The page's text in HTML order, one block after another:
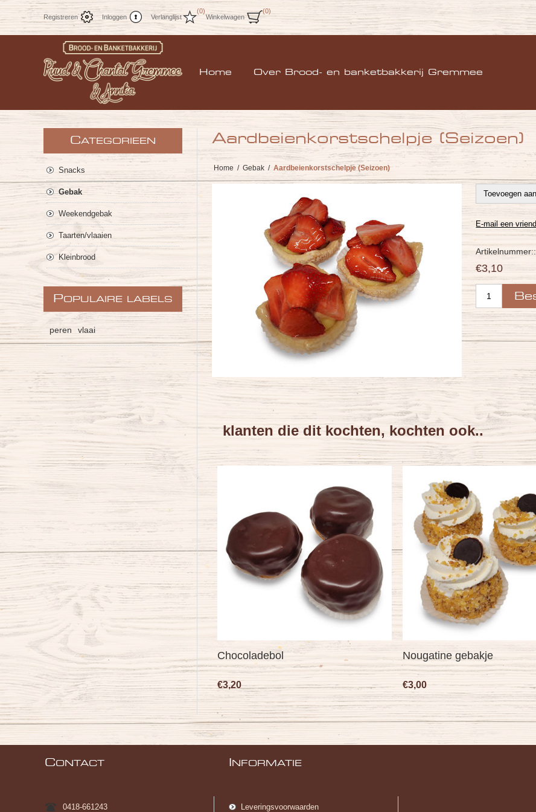
Registreren Inloggen Verlanglijst
(0)
Winkelwagen
(0)
Home Over Brood- en banketbakkerij Gremmee
Aardbeienkorstschelpje (Seizoen)
Home / Gebak / Aardbeienkorstschelpje (Seizoen)
Artikelnummer::
€3,10
klanten die dit kochten, kochten ook..
Chocoladebol
€3,20
Nougatine gebakje
€3,00
CATEGORIEEN
Snacks
Gebak
Weekendgebak
Taarten/vlaaien
Kleinbrood
POPULAIRE LABELS
peren vlaai
CONTACT
0418-661243
NFORMATIE
Leveringsvoorwaarden